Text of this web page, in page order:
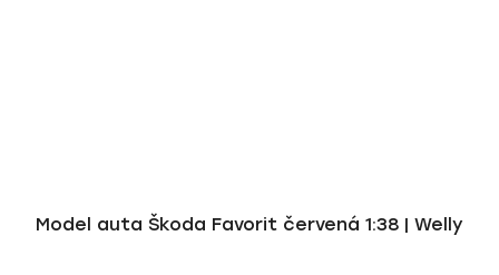
Model auta Škoda Favorit červená 1:38 | Welly